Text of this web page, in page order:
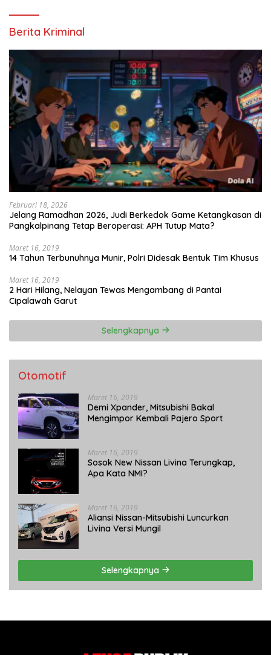
Berita Kriminal
Februari 18, 2026
Jelang Ramadhan 2026, Judi Berkedok Game Ketangkasan di
Pangkalpinang Tetap Beroperasi: APH Tutup Mata?
Maret 16, 2019
14 Tahun Terbunuhnya Munir, Polri Didesak Bentuk Tim Khusus
Maret 16, 2019
2 Hari Hilang, Nelayan Tewas Mengambang di Pantai
Cipalawah Garut
Selengkapnya
Otomotif
Maret 16, 2019
Demi Xpander, Mitsubishi Bakal
Mengimpor Kembali Pajero Sport
Maret 16, 2019
Sosok New Nissan Livina Terungkap,
Apa Kata NMI?
Maret 16, 2019
Aliansi Nissan-Mitsubishi Luncurkan
Livina Versi Mungil
Selengkapnya